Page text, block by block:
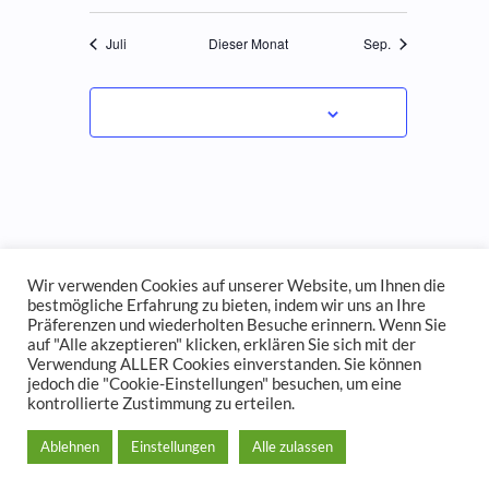
Juli Dieser Monat Sep.
© 2023Der Hamburger und Germania Ruder Club
Impressum und Spendenkonto Datenschutzerklärung
Wir verwenden Cookies auf unserer Website, um Ihnen die
bestmögliche Erfahrung zu bieten, indem wir uns an Ihre
Präferenzen und wiederholten Besuche erinnern. Wenn Sie
auf "Alle akzeptieren" klicken, erklären Sie sich mit der
Verwendung ALLER Cookies einverstanden. Sie können
jedoch die "Cookie-Einstellungen" besuchen, um eine
kontrollierte Zustimmung zu erteilen.
Ablehnen Einstellungen Alle zulassen